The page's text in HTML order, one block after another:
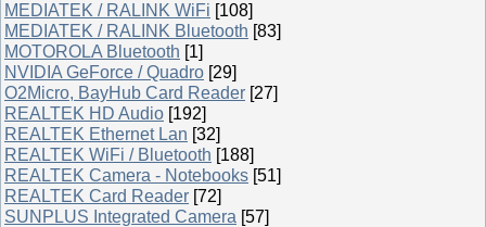
MEDIATEK / RALINK WiFi [108]
MEDIATEK / RALINK Bluetooth [83]
MOTOROLA Bluetooth [1]
NVIDIA GeForce / Quadro [29]
O2Micro, BayHub Card Reader [27]
REALTEK HD Audio [192]
REALTEK Ethernet Lan [32]
REALTEK WiFi / Bluetooth [188]
REALTEK Camera - Notebooks [51]
REALTEK Card Reader [72]
SUNPLUS Integrated Camera [57]